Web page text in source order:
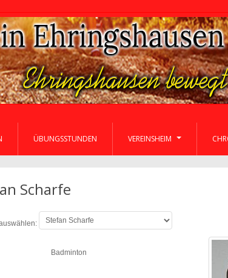
ÜBUNGSSTUNDEN VEREINSHEIM
Scharfe
Badminton